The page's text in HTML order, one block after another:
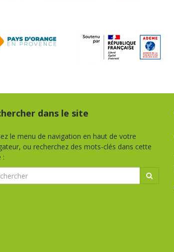
dans le site
le menu de navigation en haut de votre
ou recherchez des mots-clés dans cette
: